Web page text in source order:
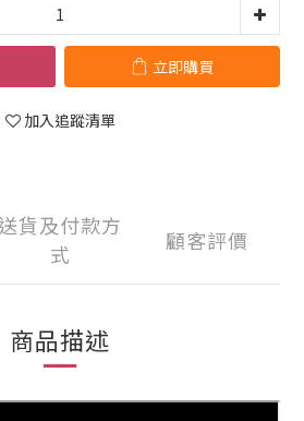
立即購買
加入追蹤清單
送貨及付款方
式
顧客評價
商品描述